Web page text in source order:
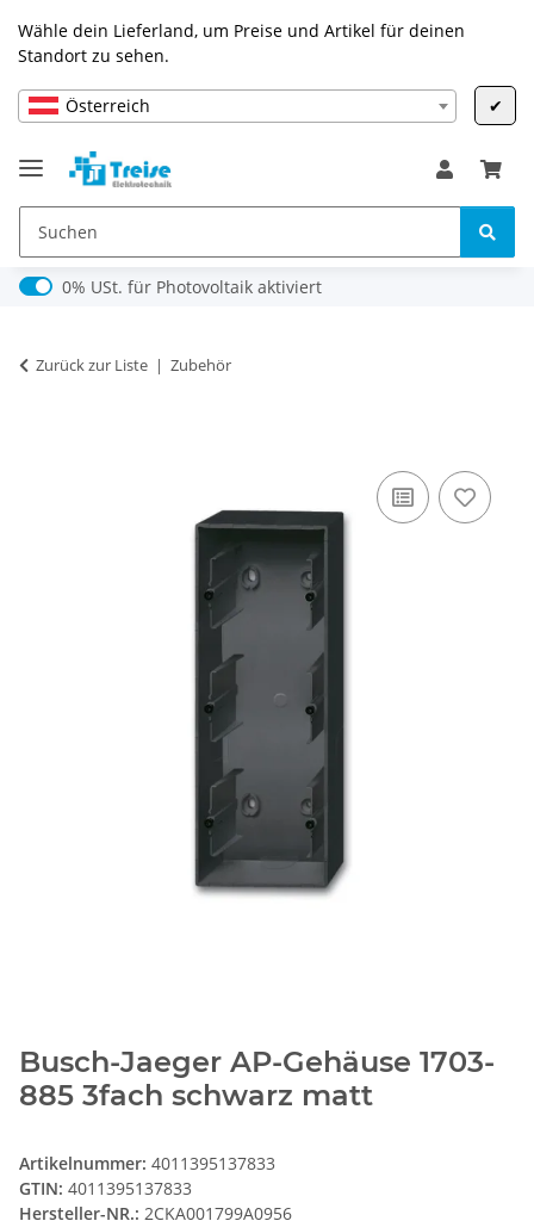
Wähle dein Lieferland, um Preise und Artikel für deinen
Standort zu sehen.
Österreich ✔
0% USt. für Photovoltaik (§ 12 Abs. 3 UStG)
0% USt. für Photovoltaik aktiviert
Zurück zur Liste Zubehör
Busch-Jaeger AP-Gehäuse 1703-
885 3fach schwarz matt
Artikelnummer: 4011395137833
GTIN: 4011395137833
Hersteller-NR.: 2CKA001799A0956